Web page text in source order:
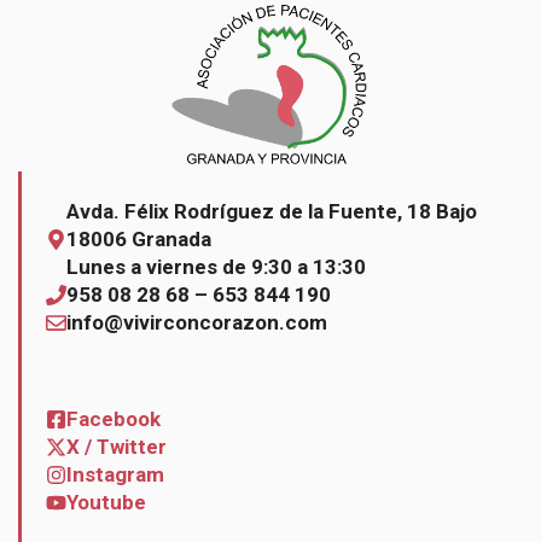
Avda. Félix Rodríguez de la Fuente, 18 Bajo
18006 Granada
Lunes a viernes de 9:30 a 13:30
958 08 28 68 – 653 844 190
info@vivirconcorazon.com
Facebook
X / Twitter
Instagram
Youtube